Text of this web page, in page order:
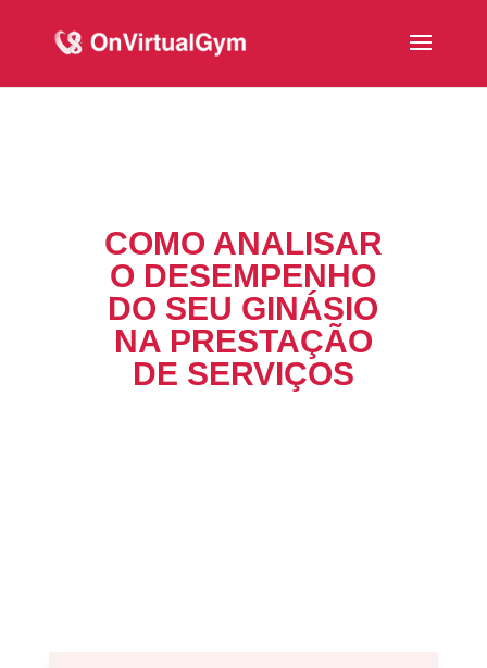
COMO ANALISAR
O DESEMPENHO
DO SEU GINÁSIO
NA PRESTAÇÃO
DE SERVIÇOS